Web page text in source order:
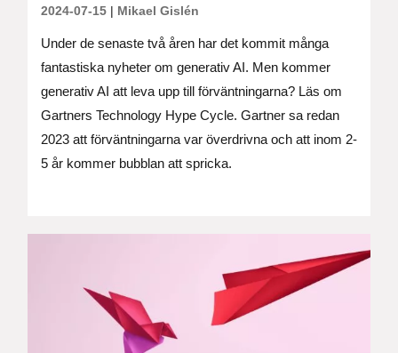
2024-07-15| Mikael Gislén
Under de senaste två åren har det kommit många
fantastiska nyheter om generativ AI. Men kommer
generativ AI att leva upp till förväntningarna? Läs om
Gartners Technology Hype Cycle. Gartner sa redan
2023 att förväntningarna var överdrivna och att inom 2-
5 år kommer bubblan att spricka.